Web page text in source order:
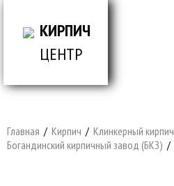
КИРПИЧ
ЦЕНТР
Главная / Кирпич / Клинкерный кирпич
Богандинский кирпичный завод (БКЗ) /